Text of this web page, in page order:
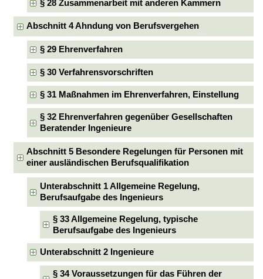
§ 28 Zusammenarbeit mit anderen Kammern
Abschnitt 4 Ahndung von Berufsvergehen
§ 29 Ehrenverfahren
§ 30 Verfahrensvorschriften
§ 31 Maßnahmen im Ehrenverfahren, Einstellung
§ 32 Ehrenverfahren gegenüber Gesellschaften
Beratender Ingenieure
Abschnitt 5 Besondere Regelungen für Personen mit
einer ausländischen Berufsqualifikation
Unterabschnitt 1 Allgemeine Regelung,
Berufsaufgabe des Ingenieurs
§ 33 Allgemeine Regelung, typische
Berufsaufgabe des Ingenieurs
Unterabschnitt 2 Ingenieure
§ 34 Voraussetzungen für das Führen der